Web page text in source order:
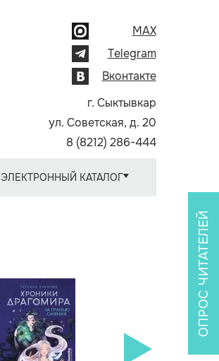
MAX
Telegram
Вконтакте
г. Сыктывкар
ул. Советская, д. 20
8 (8212) 286-444
ЭЛЕКТРОННЫЙ КАТАЛОГ
ОПРОС ЧИТАТЕЛЕЙ